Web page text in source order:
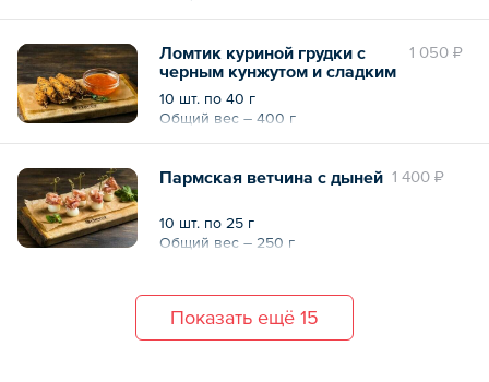
1 050 ₽
Ломтик куриной грудки с
черным кунжутом и сладким
чили соусом
10 шт. по 40 г
Общий вес – 400 г
1 400 ₽
Пармская ветчина с дыней
10 шт. по 25 г
Общий вес – 250 г
Показать ещё 15